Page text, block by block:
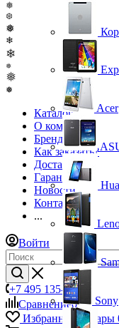
❅
❆
❅
❄
❄
❅
❅
❅
Каталог
О компании
Бренды
Как заказать?
Доставка
Гарантия
Новости
Контакты
...
Войти
+7 495 135-39-43
Сравнение0
Избранные товары
Acer
Sony